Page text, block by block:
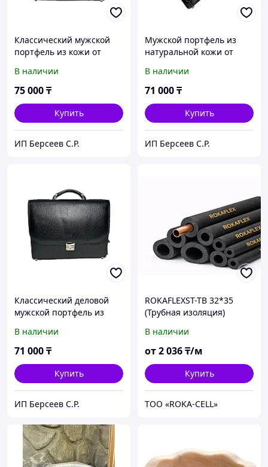
Классический мужской
портфель из кожи от
Non".
В наличии
75 000₸
Купить
ИП Берсеев С.Р.
Мужской портфель из
натуральной кожи от
Non ".
В наличии
71 000₸
Купить
ИП Берсеев С.Р.
Классический деловой
мужской портфель из
"Bond Non".
В наличии
71 000₸
Купить
ИП Берсеев С.Р.
ROKAFLEXST-TB 32*35
(Трубная изоляция)
В наличии
от2 036₸/м
Купить
ТОО «ROKA-CELL»